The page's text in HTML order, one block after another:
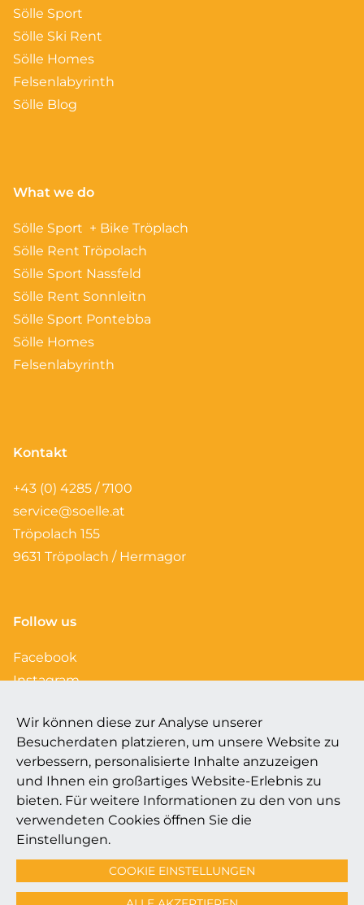
Sölle Sport
Sölle Ski Rent
Sölle Homes
Felsenlabyrinth
Sölle Blog
What we do
Sölle Sport + Bike Tröplach
Sölle Rent Tröpolach
Sölle Sport Nassfeld
Sölle Rent Sonnleitn
Sölle Sport Pontebba
Sölle Homes
Felsenlabyrinth
Kontakt
+43 (0) 4285 / 7100
service@soelle.at
Tröpolach 155
9631 Tröpolach / Hermagor
Follow us
Facebook
Instagram
© Wörld of Sölle
AGB & Storno
Datenschutz
Cookie Einstellungen
Wir können diese zur Analyse unserer
Besucherdaten platzieren, um unsere Website zu
verbessern, personalisierte Inhalte anzuzeigen
und Ihnen ein großartiges Website-Erlebnis zu
bieten. Für weitere Informationen zu den von uns
verwendeten Cookies öffnen Sie die
Einstellungen.
COOKIE EINSTELLUNGEN